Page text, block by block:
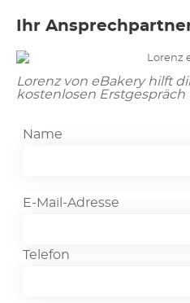
Ihr
Lorenz von eBakery hilft
kostenlosen Erstgespräch
Name
E-Mail-Adresse
Telefon